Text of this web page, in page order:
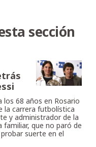
sección
los 68 años en Rosario
la carrera futbolística
y administrador de la
que no paró de
suerte en el